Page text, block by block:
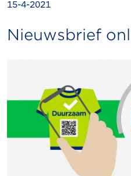
15-4-2021
Nieuwsbrief